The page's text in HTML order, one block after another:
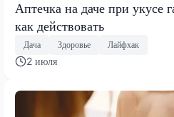
Аптечка на даче при укусе
как действовать
Дача Здоровье Лайфхак
2 июля